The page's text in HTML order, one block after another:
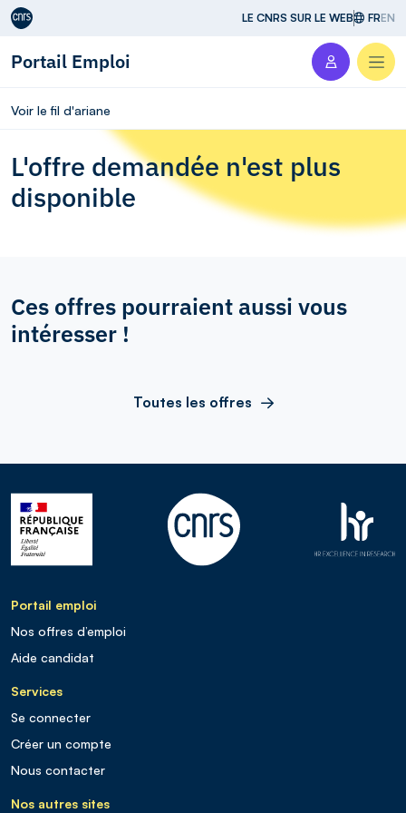
Aller au contenu LE CNRS SUR LE WEB FREN
Portail Emploi
Voir le fil d'ariane
L'offre demandée n'est plus
disponible
Ces offres pourraient aussi vous
intéresser !
Toutes les offres
Portail emploi
Nos offres d’emploi
Aide candidat
Services
Se connecter
Créer un compte
Nous contacter
Nos autres sites